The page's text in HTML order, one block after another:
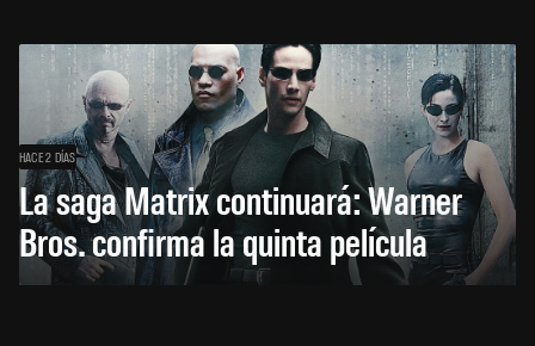
HACE 2 DÍAS
La saga Matrix continuará: Warner
Bros. confirma la quinta película